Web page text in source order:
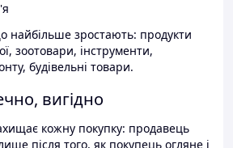
найбільше зростають: продукти
зоотовари, інструменти,
будівельні товари.
вигідно
кожну покупку: продавець
після того, як покупець огляне і